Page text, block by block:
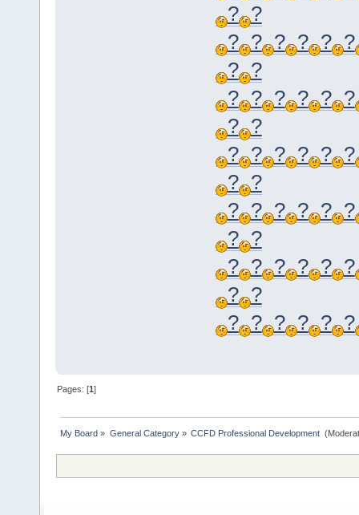
? ?
? ? ? ? ? ?
? ?
? ? ? ? ? ?
? ?
? ? ? ? ? ?
? ?
? ? ? ? ? ?
? ?
? ? ? ? ? ?
? ?
? ? ? ? ? ?
Pages: [1]
My Board » General Category» CCFD Professional Development